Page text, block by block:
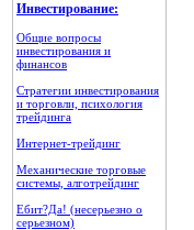
Инвестирование:
Общие вопросы
инвестирования и
финансов
Стратегии инвестирования
и торговли, психология
трейдинга
Интернет-трейдинг
Механические торговые
системы, алготрейдинг
Ебит?Да! (несерьезно о
серьезном)